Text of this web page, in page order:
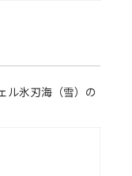
ル氷刃海（雪）の